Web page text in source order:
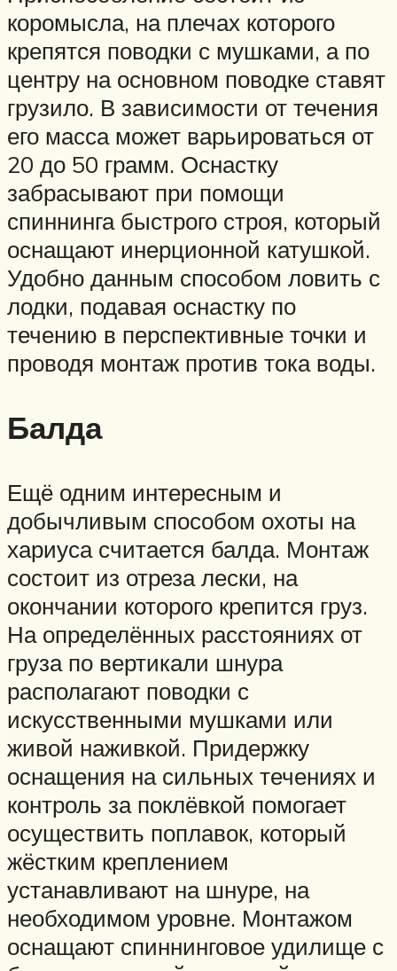
коромысла, на плечах которого
крепятся поводки с мушками, а по
центру на основном поводке ставят
грузило. В зависимости от течения
его масса может варьироваться от
20 до 50 грамм. Оснастку
забрасывают при помощи
спиннинга быстрого строя, который
оснащают инерционной катушкой.
Удобно данным способом ловить с
лодки, подавая оснастку по
течению в перспективные точки и
проводя монтаж против тока воды.
Балда
Ещё одним интересным и
добычливым способом охоты на
хариуса считается балда. Монтаж
состоит из отреза лески, на
окончании которого крепится груз.
На определённых расстояниях от
груза по вертикали шнура
располагают поводки с
искусственными мушками или
живой наживкой. Придержку
оснащения на сильных течениях и
контроль за поклёвкой помогает
осуществить поплавок, который
жёстким креплением
устанавливают на шнуре, на
необходимом уровне. Монтажом
оснащают спиннинговое удилище с